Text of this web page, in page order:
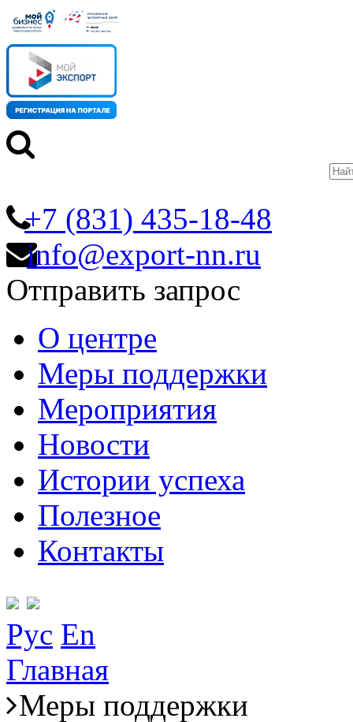
+7 (831) 435-18-48
info@export-nn.ru
Отправить запрос
О центре
Меры поддержки
Мероприятия
Новости
Истории успеха
Полезное
Контакты
Рус En
Главная
Меры поддержки